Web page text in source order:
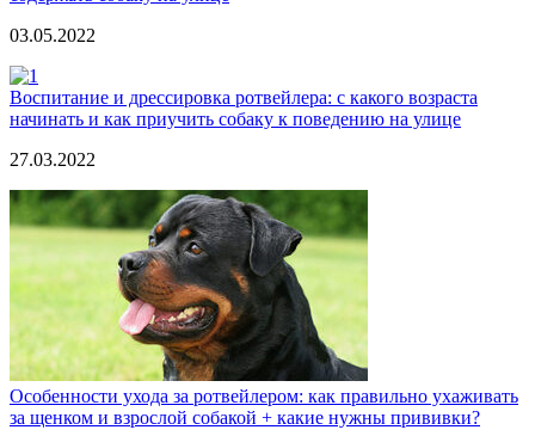
03.05.2022
Воспитание и дрессировка ротвейлера: с какого возраста
начинать и как приучить собаку к поведению на улице
27.03.2022
Особенности ухода за ротвейлером: как правильно ухаживать
за щенком и взрослой собакой + какие нужны прививки?